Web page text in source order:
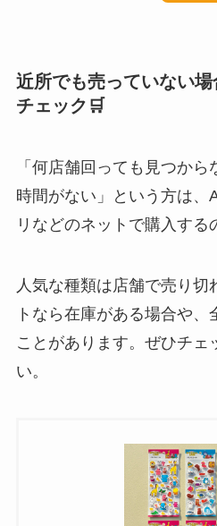
近所でも売っていない
チェック🛒
「何店舗回っても見つから
時間がない」という方は、
リなどのネットで購入する
人気な種類は店舗で売り切
トなら在庫がある場合や
ことがあります。ぜひチェ
い。